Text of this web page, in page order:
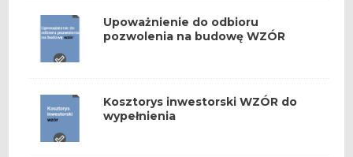
Upoważnienie do odbioru
pozwolenia na budowę WZÓR
Kosztorys inwestorski WZÓR do
wypełnienia